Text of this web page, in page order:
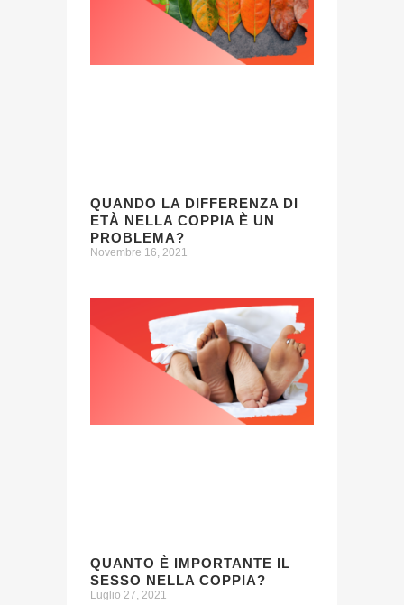
QUANDO LA DIFFERENZA DI
ETÀ NELLA COPPIA È UN
PROBLEMA?
Novembre 16, 2021
QUANTO È IMPORTANTE IL
SESSO NELLA COPPIA?
Luglio 27, 2021